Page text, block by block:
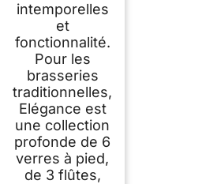
intemporelles
et
fonctionnalité.
Pour les
brasseries
traditionnelles,
Elégance est
une collection
profonde de 6
verres à pied,
de 3 flûtes,